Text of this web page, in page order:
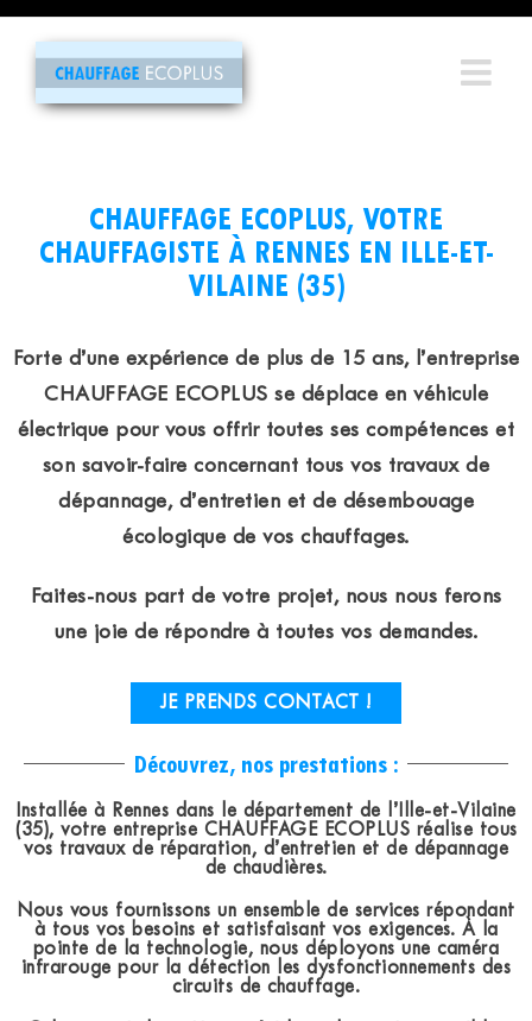
contenu
CHAUFFAGE ECOPLUS, VOTRE
CHAUFFAGISTE À RENNES EN ILLE-ET-
VILAINE (35)
Forte d’une expérience de plus de 15 ans, l’entreprise
CHAUFFAGE ECOPLUS se déplace en véhicule
électrique pour vous offrir toutes ses compétences et
son savoir-faire concernant tous vos travaux de
dépannage, d’entretien et de désembouage
écologique de vos chauffages.
Faites-nous part de votre projet, nous nous ferons
une joie de répondre à toutes vos demandes.
JE PRENDS CONTACT !
Découvrez, nos prestations :
Installée à Rennes dans le département de l’Ille-et-Vilaine
(35), votre entreprise CHAUFFAGE ECOPLUS réalise tous
vos travaux de réparation, d’entretien et de dépannage
de chaudières.
Nous vous fournissons un ensemble de services répondant
à tous vos besoins et satisfaisant vos exigences. À la
pointe de la technologie, nous déployons une caméra
infrarouge pour la détection les dysfonctionnements des
circuits de chauffage.